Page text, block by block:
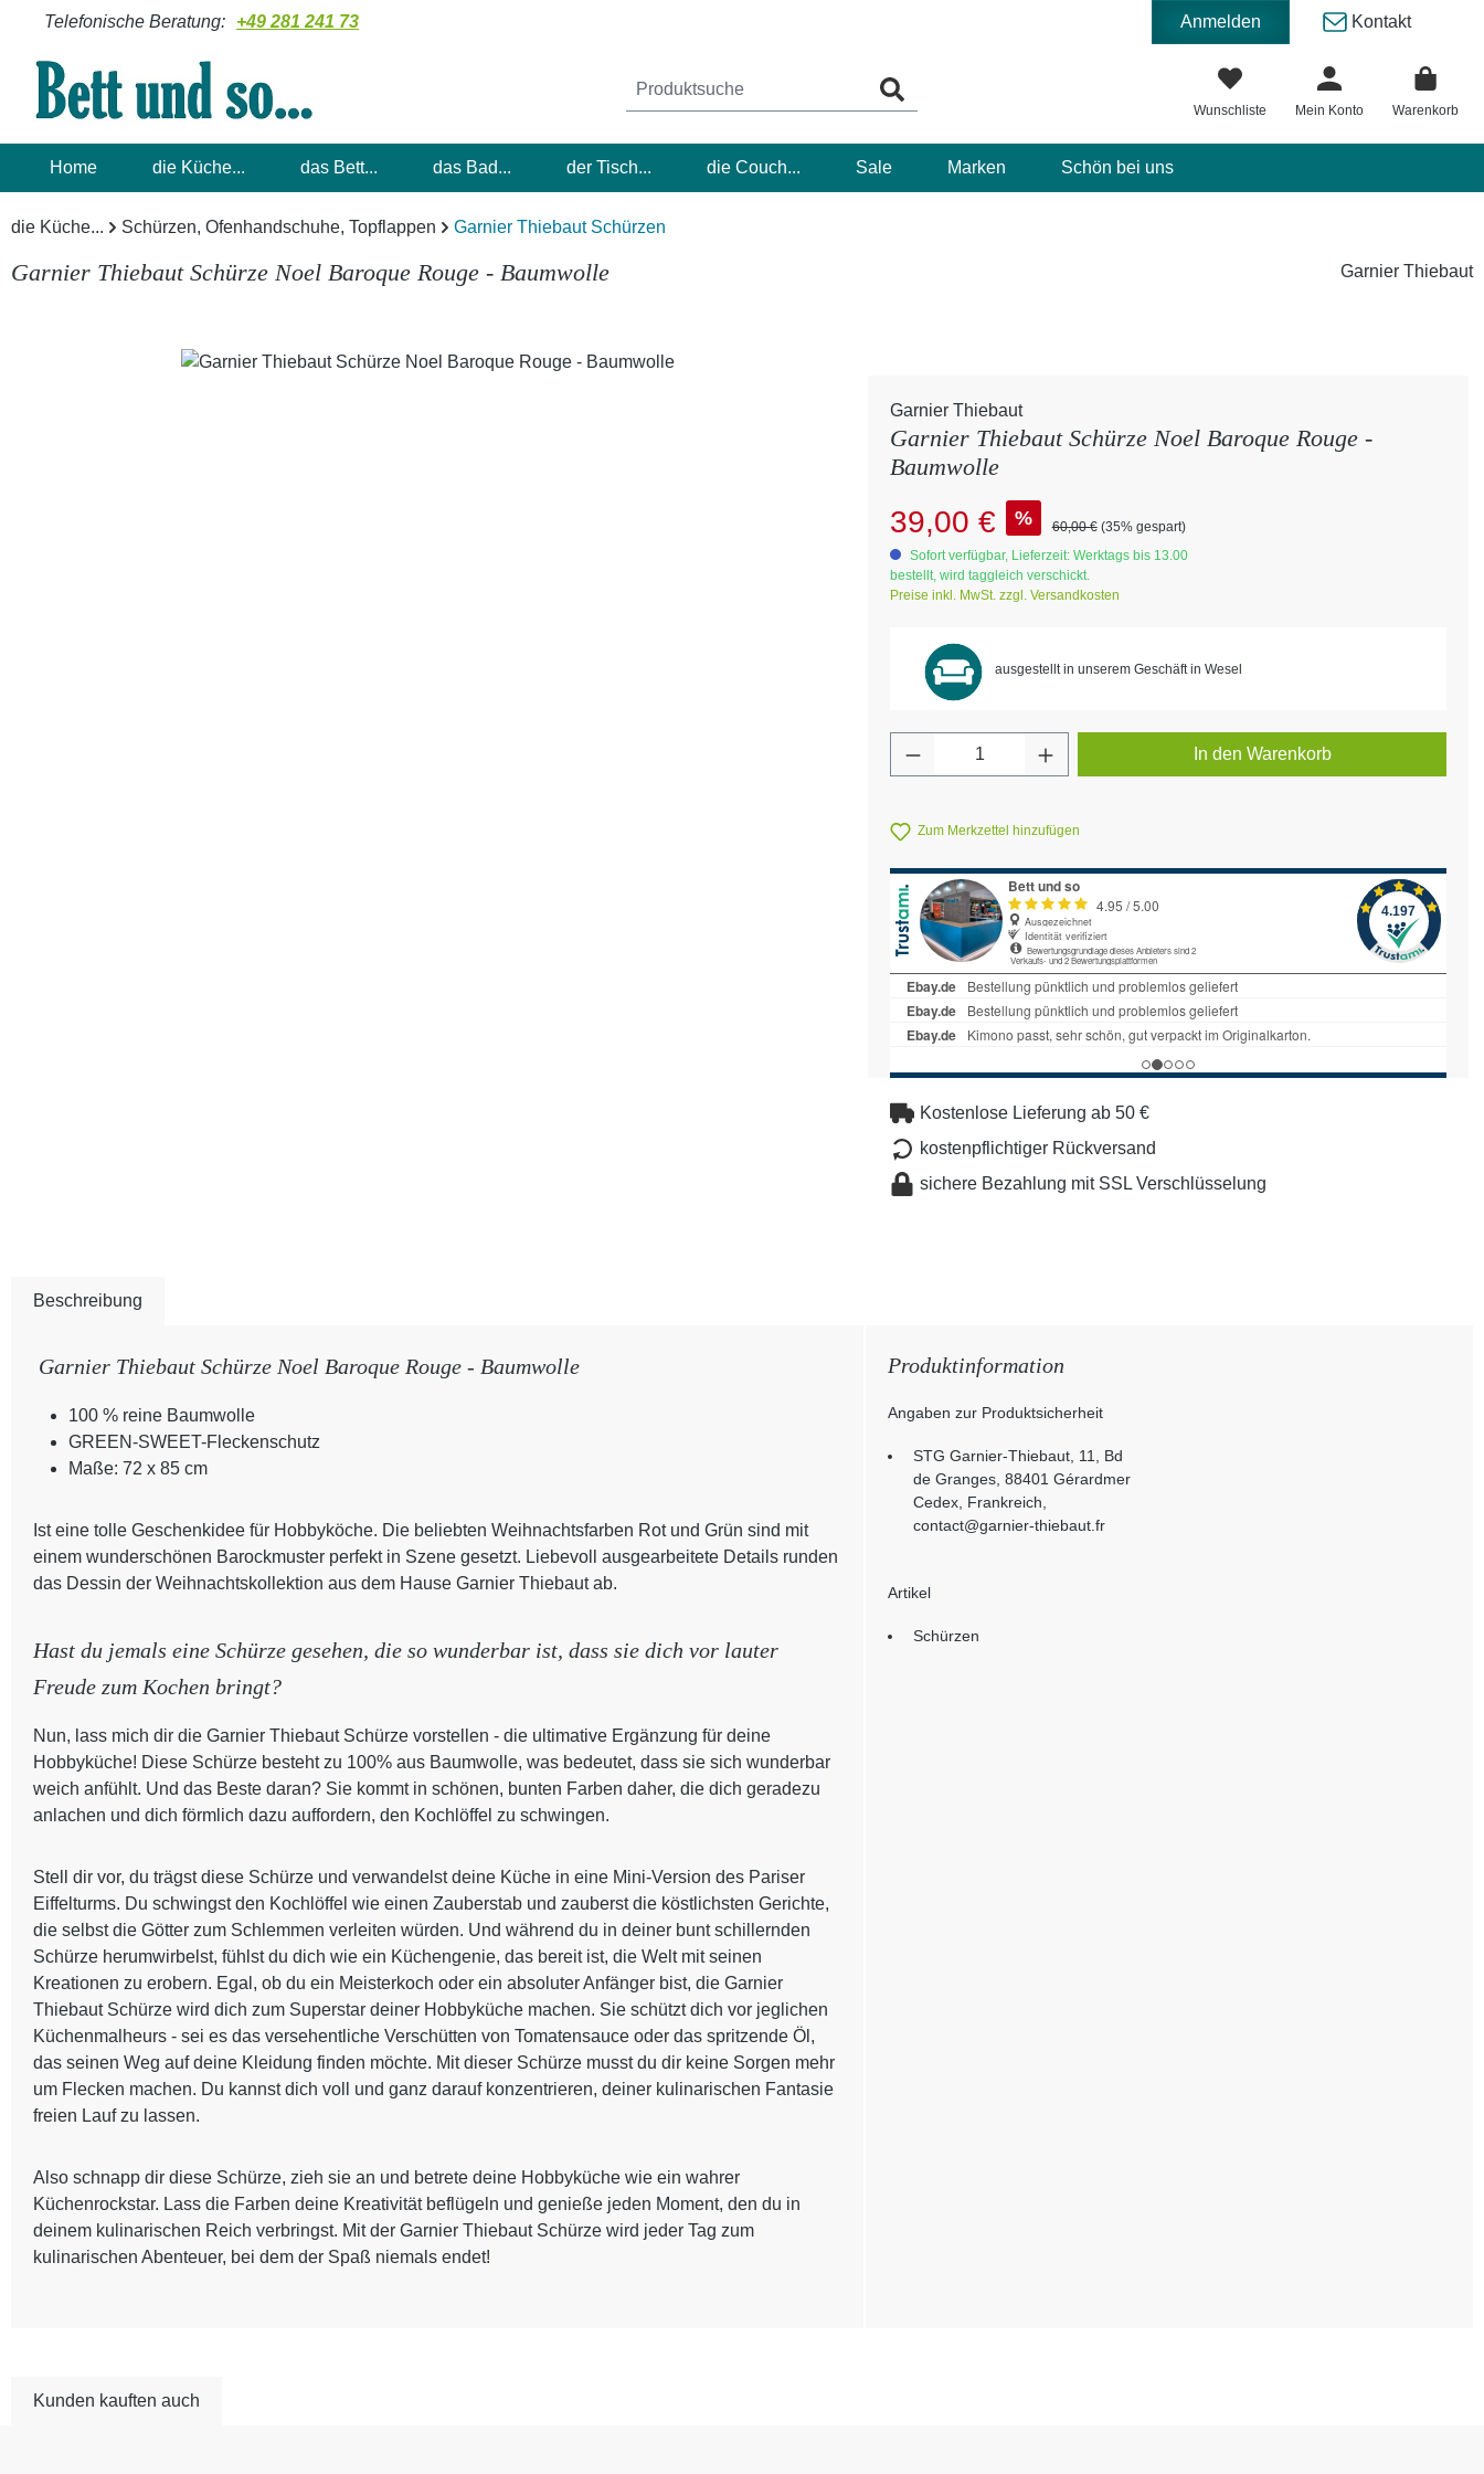
Hauptinhalt springen
Zur Suche springen
Zur Hauptnavigation springen
Telefonische Beratung: +49 281 241 73 Anmelden Kontakt
Wunschliste Mein Konto Warenkorb
Home die Küche... das Bett... das Bad... der Tisch... die Couch... Sale Marken Schön bei uns
die Küche... Schürzen, Ofenhandschuhe, Topflappen Garnier Thiebaut Schürzen
Garnier Thiebaut Schürze Noel Baroque Rouge - Baumwolle Garnier Thiebaut
Bildergalerie überspringen
Garnier Thiebaut
Garnier Thiebaut Schürze Noel Baroque Rouge -
Baumwolle
Verkaufspreis:
39,00 € % Regulärer Preis:
60,00 € (35% gespart)
Sofort verfügbar, Lieferzeit: Werktags bis 13.00
bestellt, wird taggleich verschickt.
Preise inkl. MwSt. zzgl. Versandkosten
ausgestellt in unserem Geschäft in Wesel
Produkt Anzahl: Gib den gewünschten Wert ein
In den Warenkorb
Zum Merkzettel hinzufügen
Kostenlose Lieferung ab 50 €
kostenpflichtiger Rückversand
sichere Bezahlung mit SSL Verschlüsselung
Beschreibung
Garnier Thiebaut Schürze Noel Baroque Rouge - Baumwolle
100 % reine Baumwolle
GREEN-SWEET-Fleckenschutz
Maße: 72 x 85 cm
Ist eine tolle Geschenkidee für Hobbyköche. Die beliebten Weihnachtsfarben Rot und Grün sind mit
einem wunderschönen Barockmuster perfekt in Szene gesetzt. Liebevoll ausgearbeitete Details runden
das Dessin der Weihnachtskollektion aus dem Hause Garnier Thiebaut ab.
Hast du jemals eine Schürze gesehen, die so wunderbar ist, dass sie dich vor lauter
Freude zum Kochen bringt?
Nun, lass mich dir die Garnier Thiebaut Schürze vorstellen - die ultimative Ergänzung für deine
Hobbyküche! Diese Schürze besteht zu 100% aus Baumwolle, was bedeutet, dass sie sich wunderbar
weich anfühlt. Und das Beste daran? Sie kommt in schönen, bunten Farben daher, die dich geradezu
anlachen und dich förmlich dazu auffordern, den Kochlöffel zu schwingen.
Stell dir vor, du trägst diese Schürze und verwandelst deine Küche in eine Mini-Version des Pariser
Eiffelturms. Du schwingst den Kochlöffel wie einen Zauberstab und zauberst die köstlichsten Gerichte,
die selbst die Götter zum Schlemmen verleiten würden. Und während du in deiner bunt schillernden
Schürze herumwirbelst, fühlst du dich wie ein Küchengenie, das bereit ist, die Welt mit seinen
Kreationen zu erobern. Egal, ob du ein Meisterkoch oder ein absoluter Anfänger bist, die Garnier
Thiebaut Schürze wird dich zum Superstar deiner Hobbyküche machen. Sie schützt dich vor jeglichen
Küchenmalheurs - sei es das versehentliche Verschütten von Tomatensauce oder das spritzende Öl,
das seinen Weg auf deine Kleidung finden möchte. Mit dieser Schürze musst du dir keine Sorgen mehr
um Flecken machen. Du kannst dich voll und ganz darauf konzentrieren, deiner kulinarischen Fantasie
freien Lauf zu lassen.
Also schnapp dir diese Schürze, zieh sie an und betrete deine Hobbyküche wie ein wahrer
Küchenrockstar. Lass die Farben deine Kreativität beflügeln und genieße jeden Moment, den du in
deinem kulinarischen Reich verbringst. Mit der Garnier Thiebaut Schürze wird jeder Tag zum
kulinarischen Abenteuer, bei dem der Spaß niemals endet!
Produktinformation
Angaben zur Produktsicherheit
STG Garnier-Thiebaut, 11, Bd
de Granges, 88401 Gérardmer
Cedex, Frankreich,
contact@garnier-thiebaut.fr
Artikel
Schürzen
Kunden kauften auch